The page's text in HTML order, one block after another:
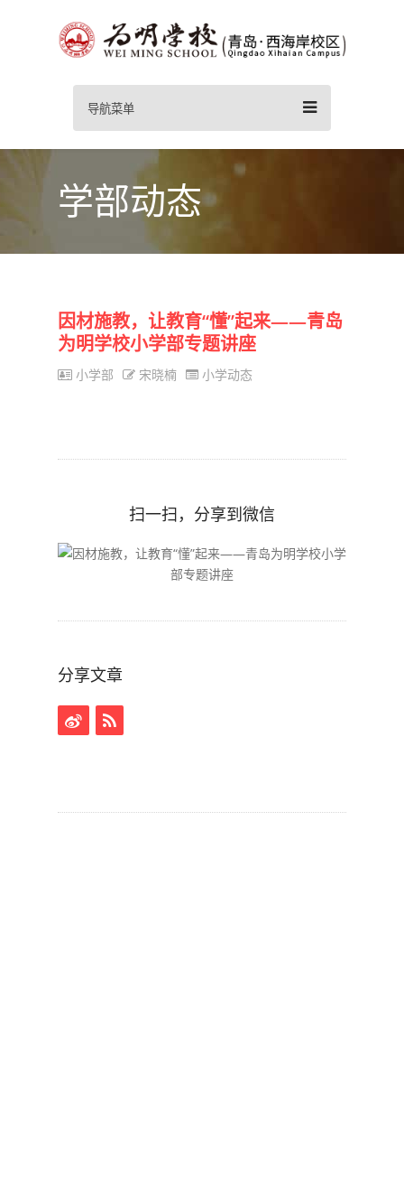
导航菜单
学部动态
因材施教，让教育“懂”起来——青岛
为明学校小学部专题讲座
小学部 宋晓楠 小学动态
扫一扫，分享到微信
分享文章